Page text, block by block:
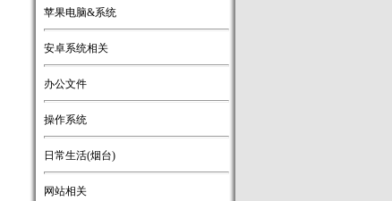
苹果电脑&系统
安卓系统相关
办公文件
操作系统
日常生活(烟台)
网站相关